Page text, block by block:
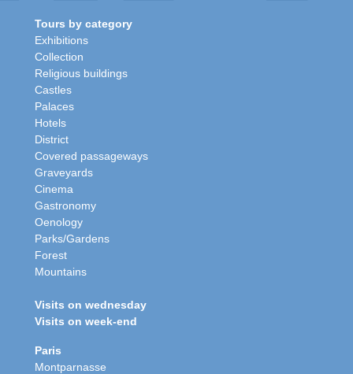
Tours by category
Exhibitions
Collection
Religious buildings
Castles
Palaces
Hotels
District
Covered passageways
Graveyards
Cinema
Gastronomy
Oenology
Parks/Gardens
Forest
Mountains
Visits on wednesday
Visits on week-end
Paris
Montparnasse